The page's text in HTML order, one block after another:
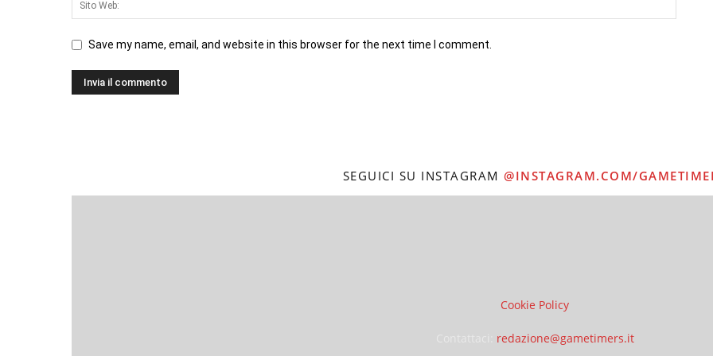
Save my name, email, and website in this browser for the next time I comment.
SEGUICI SU INSTAGRAM @INSTAGRAM.COM/
Cookie Policy
redazione@gametimers.it